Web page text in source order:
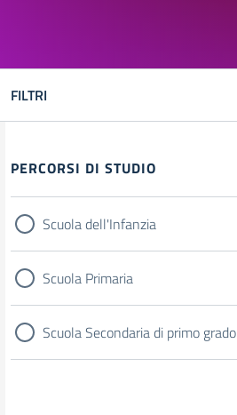
FILTRI
Filtri
PERCORSI DI STUDIO
Scuola dell'Infanzia
Scuola Primaria
Scuola Secondaria di primo grado